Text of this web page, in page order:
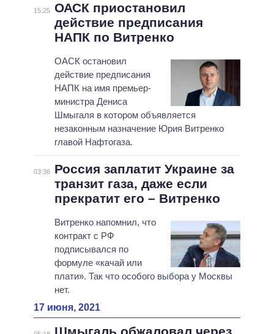
15:25 ОАСК приостановил
действие предписания
НАПК по Витренко
ОАСК остановил
действие предписания
НАПК на имя премьер-
министра Дениса
Шмыгаля в котором объявляется
незаконным назначение Юрия Витренко
главой Нафтогаза.
03:36
Россия заплатит Украине за
транзит газа, даже если
прекратит его – Витренко
Витренко напомнил, что
контракт с РФ
подписывался по
формуле «качай или
плати». Так что особого выбора у Москвы
нет.
17 июня, 2021